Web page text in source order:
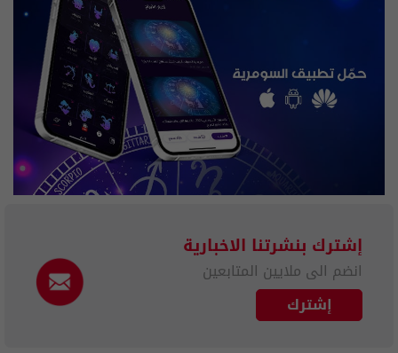
إشترك بنشرتنا الاخبارية
انضم الى ملايين المتابعين
إشترك